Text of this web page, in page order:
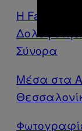
Η Fahima, η
Σύνορα
Μέσα στα